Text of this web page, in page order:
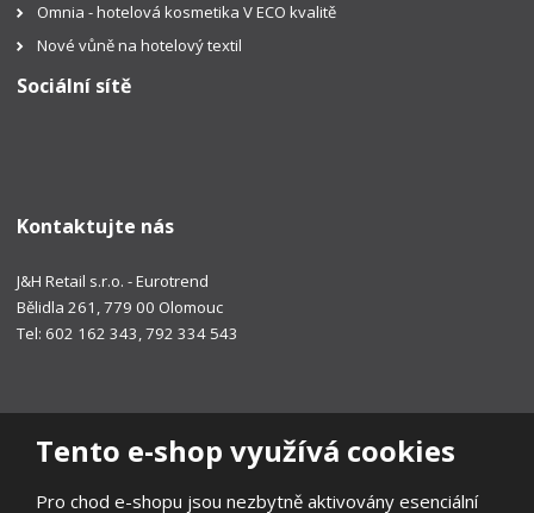
Tento e-shop využívá cookies
Pro chod e-shopu jsou nezbytně aktivovány esenciální
Omnia - hotelová kosmetika V ECO kvalitě
Nové vůně na hotelový textil
Sociální sítě
Kontaktujte nás
J&H Retail s.r.o. - Eurotrend
Bělidla 261, 779 00 Olomouc
Tel: 602 162 343, 792 334 543